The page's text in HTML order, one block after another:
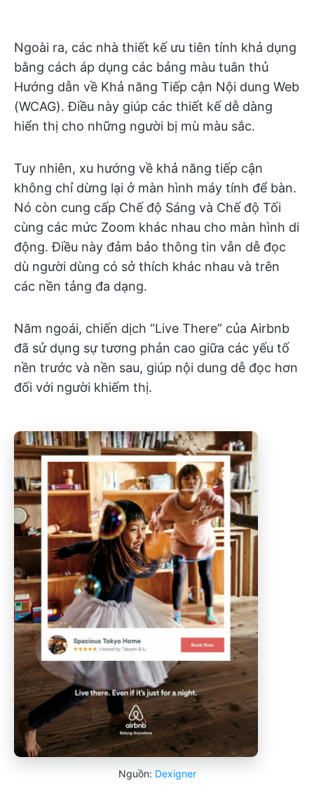
Ngoài ra, các nhà thiết kế ưu tiên tính khả dụng
bằng cách áp dụng các bảng màu tuân thủ
Hướng dẫn về Khả năng Tiếp cận Nội dung Web
(WCAG). Điều này giúp các thiết kế dễ dàng
hiển thị cho những người bị mù màu sắc.
Tuy nhiên, xu hướng về khả năng tiếp cận
không chỉ dừng lại ở màn hình máy tính để bàn.
Nó còn cung cấp Chế độ Sáng và Chế độ Tối
cùng các mức Zoom khác nhau cho màn hình di
động. Điều này đảm bảo thông tin vẫn dễ đọc
dù người dùng có sở thích khác nhau và trên
các nền tảng đa dạng.
Năm ngoái, chiến dịch “Live There” của Airbnb
đã sử dụng sự tương phản cao giữa các yếu tố
nền trước và nền sau, giúp nội dung dễ đọc hơn
đối với người khiếm thị.
Nguồn: Dexigner